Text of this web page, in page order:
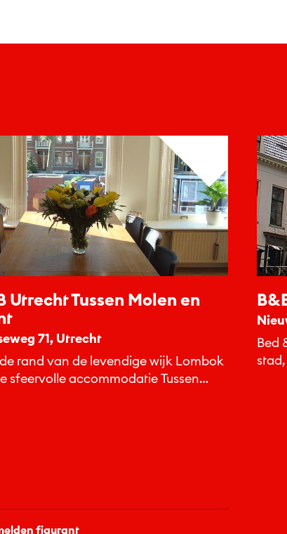
Utrecht Tussen Molen en
71, Utrecht
rand van de levendige wijk Lombok
sfeervolle accommodatie Tussen
Bed
figurant